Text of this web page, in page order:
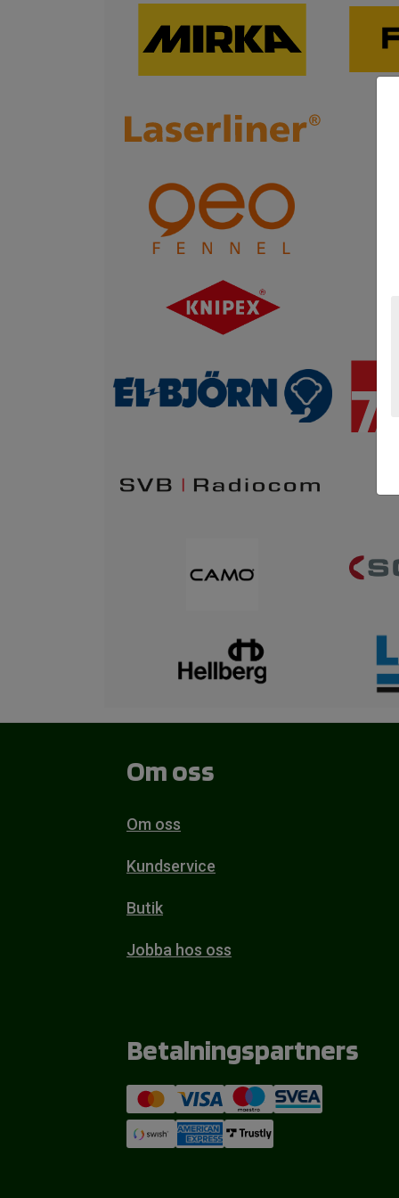
Om oss
Om oss
Kundservice
Butik
Jobba hos oss
Betalningspartners